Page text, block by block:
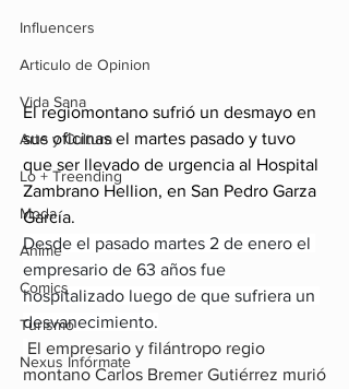
Influencers
Articulo de Opinion
Vida Sana
Arte y Cultura
Lo + Treending
Moda
Anime
Comics
Turismo
Nexus Infórmate
El regiomontano sufrió un desmayo en
sus oficinas el martes pasado y tuvo
que ser llevado de urgencia al Hospital
Zambrano Hellion, en San Pedro Garza
García.
Desde el pasado martes 2 de enero el
empresario de 63 años fue
hospitalizado luego de que sufriera un
desvanecimiento.
El empresario y filántropo regio
montano Carlos Bremer Gutiérrez murió